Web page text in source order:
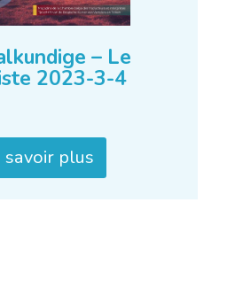
– Le
2023-3-4
savoir plus